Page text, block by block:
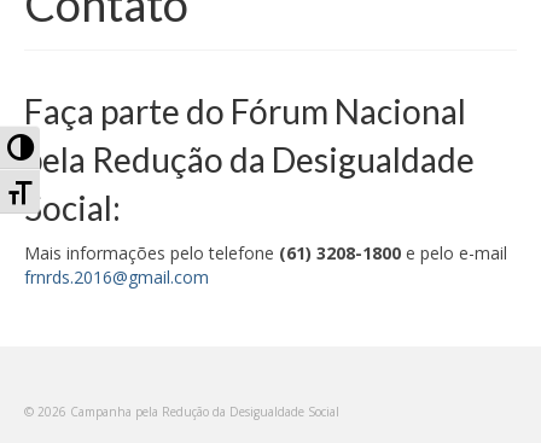
Alternar Alto Contraste
Alternar Tamanho da Fonte
Faça parte do Fórum Nacional
pela Redução da Desigualdade
Social:
Mais informações pelo telefone (61) 3208-1800 e pelo e-mail
frnrds.2016@gmail.com
© 2026 Campanha pela Redução da Desigualdade Social